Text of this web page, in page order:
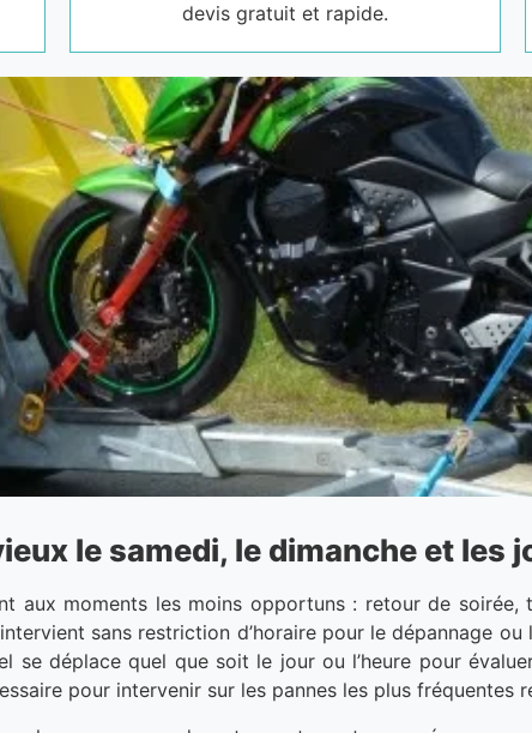
devis gratuit et rapide.
le samedi, le dimanche et les
aux moments les moins opportuns : retour de
sans restriction d’horaire pour le dépannage
se déplace quel que soit le jour ou l’heure pour
pour intervenir sur les pannes les plus fréquentes